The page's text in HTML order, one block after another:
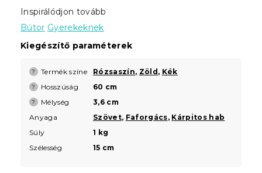
Inspirálódjon tovább
Bútor Gyerekeknek
Kiegészítő paraméterek
? Termék színe Rózsaszín, Zöld , Kék
? Hosszúság 60 cm
? Mélység
3,6 cm
Anyaga
Szövet, Faforgács, Kárpitos hab
Súly
1 kg
Szélesség
15 cm